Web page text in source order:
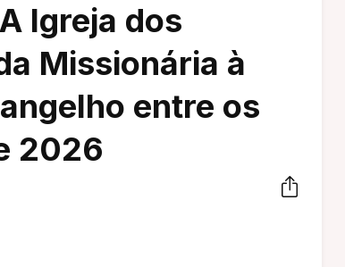
Igreja dos
Missionária à
entre os
2026